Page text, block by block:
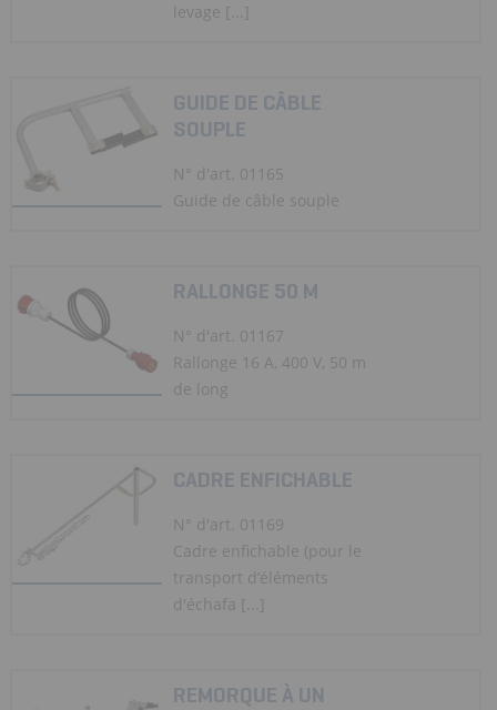
levage [...]
GUIDE DE CÂBLE
SOUPLE
N° d'art. 01165
Guide de câble souple
RALLONGE 50 M
N° d'art. 01167
Rallonge 16 A, 400 V, 50 m
de long
CADRE ENFICHABLE
N° d'art. 01169
Cadre enfichable (pour le
transport d’éléments
d'échafa [...]
REMORQUE À UN